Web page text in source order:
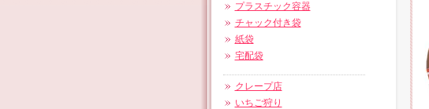
プラスチック容器
チャック付き袋
紙袋
宅配袋
クレープ店
いちご狩り